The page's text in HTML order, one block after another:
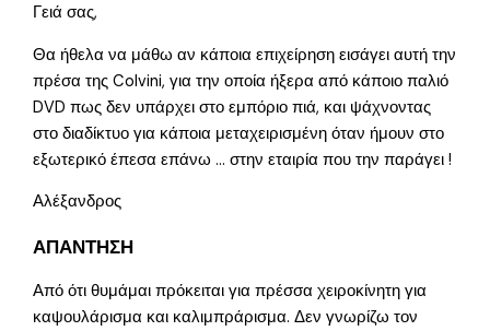
Γειά σας,
Θα ήθελα να μάθω αν κάποια επιχείρηση εισάγει αυτή την
πρέσα της Colvini, για την οποία ήξερα από κάποιο παλιό
DVD πως δεν υπάρχει στο εμπόριο πιά, και ψάχνοντας
στο διαδίκτυο για κάποια μεταχειρισμένη όταν ήμουν στο
εξωτερικό έπεσα επάνω … στην εταιρία που την παράγει !
Αλέξανδρος
ΑΠΑΝΤΗΣΗ
Από ότι θυμάμαι πρόκειται για πρέσσα χειροκίνητη για
καψουλάρισμα και καλιμπράρισμα. Δεν γνωρίζω τον